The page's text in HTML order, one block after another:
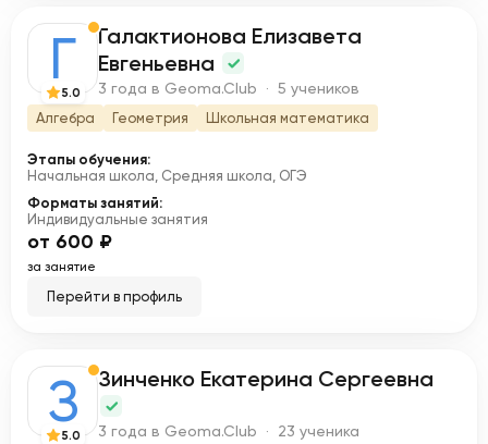
Г
5.0
Галактионова Елизавета
Евгеньевна
3 года в Geoma.Club · 5 учеников
Алгебра Геометрия Школьная математика
Этапы обучения:
Начальная школа, Средняя школа, ОГЭ
Форматы занятий:
Индивидуальные занятия
от 600 ₽
за занятие
Перейти в профиль
З
5.0
Зинченко Екатерина Сергеевна
3 года в Geoma.Club · 23 ученика